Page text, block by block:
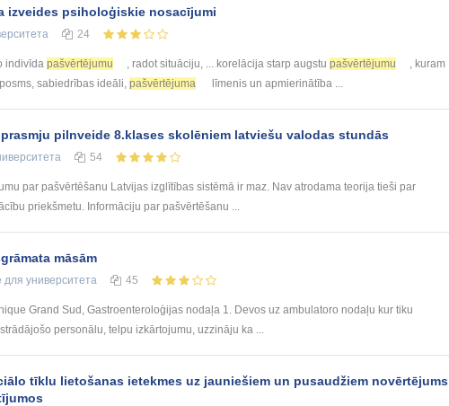
izveides psiholoģiskie nosacījumi
24
indivīda pašvērtējumu , radot situāciju, ... korelācija starp augstu pašvērtējumu
, kuram
sabiedrības ideāli, pašvērtējuma līmenis un apmierinātība ...
pilnveide 8.klases skolēniem latviešu valodas stundās
54
par pašvērtēšanu Latvijas izglītības sistēmā ir maz. Nav atrodama teorija tieši par
priekšmetu. Informāciju par pašvērtēšanu ...
māsām
для университета 45
Grand Sud, Gastroenteroloģijas nodaļa 1. Devos uz ambulatoro nodaļu kur tiku
personālu, telpu izkārtojumu, uzzināju ka ...
tīklu lietošanas ietekmes uz jauniešiem un pusaudžiem novērtējums